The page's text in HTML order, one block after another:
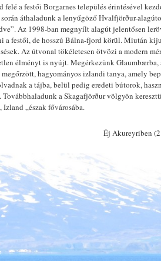
a festői Borgarnes település érintésével
áthaladunk a lenyűgöző Hvalfjörður-
Az 1998-ban megnyílt alagút jelentősen
festői, de hosszú Bálna-fjord körül. Miután
Az útvonal tökéletesen ötvözi a modern
élményt is nyújt. Megérkezünk
hagyományos izlandi tanya, amely
a tájba, belül pedig eredeti bútorok,
Továbbhaladunk a Skagafjörður völgyön
„észak fővárosába.
Éj Akureyriben